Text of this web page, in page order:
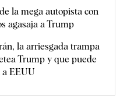
la mega autopista con
agasaja a Trump
la arriesgada trampa
Trump y que puede
EEUU